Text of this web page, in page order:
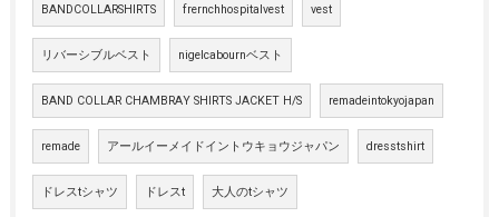
BANDCOLLARSHIRTS frernchhospitalvest vest
リバーシブルベスト nigelcabournベスト
BAND COLLAR CHAMBRAY SHIRTS JACKET H/S remadeintokyojapan
remade アールイーメイドイントウキョウジャパン dresstshirt
ドレスtシャツ ドレスt 大人のtシャツ